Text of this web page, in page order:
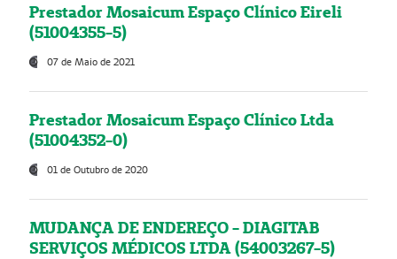
Prestador Mosaicum Espaço Clínico Eireli
(51004355-5)
07 de Maio de 2021
Prestador Mosaicum Espaço Clínico Ltda
(51004352-0)
01 de Outubro de 2020
MUDANÇA DE ENDEREÇO - DIAGITAB
SERVIÇOS MÉDICOS LTDA (54003267-5)